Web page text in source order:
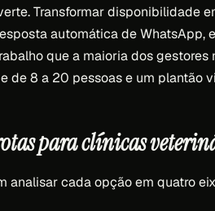
Transformar disponibilidade
automática de WhatsApp,
que a maioria dos gestores
de 8 a 20 pessoas e um plantão
para clínicas
analisar cada opção em quatro